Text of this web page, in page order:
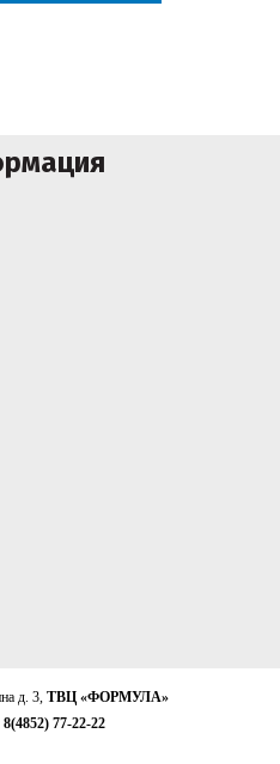
д. 3,ТВЦ «ФОРМУЛА»
8(4852) 77-22-22